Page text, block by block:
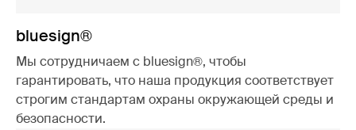
bluesign®
Мы сотрудничаем с bluesign®, чтобы
гарантировать, что наша продукция соответствует
строгим стандартам охраны окружающей среды и
безопасности.